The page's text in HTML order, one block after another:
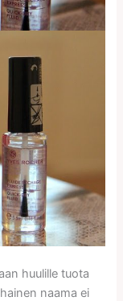
huulille tuota
naama ei